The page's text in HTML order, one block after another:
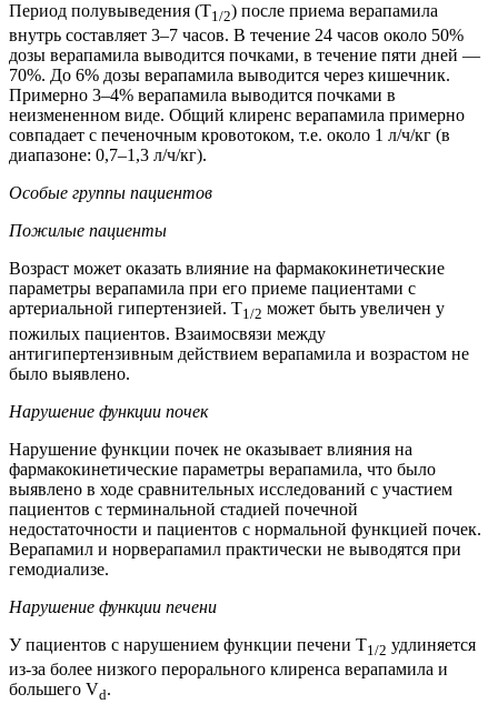
Период полувыведения (T1/2) после приема верапамила
внутрь составляет 3–7 часов. В течение 24 часов около 50%
дозы верапамила выводится почками, в течение пяти дней —
70%. До 6% дозы верапамила выводится через кишечник.
Примерно 3–4% верапамила выводится почками в
неизмененном виде. Общий клиренс верапамила примерно
совпадает с печеночным кровотоком, т.е. около 1 л/ч/кг (в
диапазоне: 0,7–1,3 л/ч/кг).
Особые группы пациентов
Пожилые пациенты
Возраст может оказать влияние на фармакокинетические
параметры верапамила при его приеме пациентами с
артериальной гипертензией. T1/2 может быть увеличен у
пожилых пациентов. Взаимосвязи между
антигипертензивным действием верапамила и возрастом не
было выявлено.
Нарушение функции почек
Нарушение функции почек не оказывает влияния на
фармакокинетические параметры верапамила, что было
выявлено в ходе сравнительных исследований с участием
пациентов с терминальной стадией почечной
недостаточности и пациентов с нормальной функцией почек.
Верапамил и норверапамил практически не выводятся при
гемодиализе.
Нарушение функции печени
У пациентов с нарушением функции печени T1/2 удлиняется
из-за более низкого перорального клиренса верапамила и
большего Vd.